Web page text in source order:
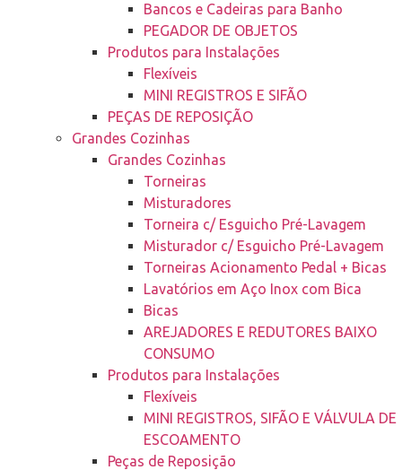
Bancos e Cadeiras para Banho
PEGADOR DE OBJETOS
Produtos para Instalações
Flexíveis
MINI REGISTROS E SIFÃO
PEÇAS DE REPOSIÇÃO
Grandes Cozinhas
Grandes Cozinhas
Torneiras
Misturadores
Torneira c/ Esguicho Pré-Lavagem
Misturador c/ Esguicho Pré-Lavagem
Torneiras Acionamento Pedal + Bicas
Lavatórios em Aço Inox com Bica
Bicas
AREJADORES E REDUTORES BAIXO
CONSUMO
Produtos para Instalações
Flexíveis
MINI REGISTROS, SIFÃO E VÁLVULA DE
ESCOAMENTO
Peças de Reposição